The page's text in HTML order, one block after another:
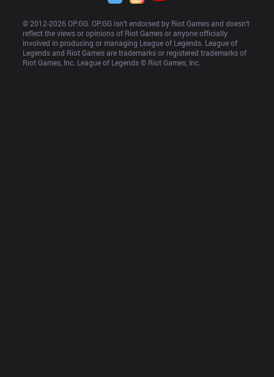
© 2012-2026 OP.GG. OP.GG isn’t endorsed by Riot Games and doesn’t
reflect the views or opinions of Riot Games or anyone officially
involved in producing or managing League of Legends. League of
Legends and Riot Games are trademarks or registered trademarks of
Riot Games, Inc. League of Legends © Riot Games, Inc.